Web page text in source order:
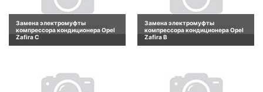
Замена электромуфты
компрессора кондиционера Opel
Zafira C
Замена электромуфты
компрессора кондиционера Opel
Zafira B